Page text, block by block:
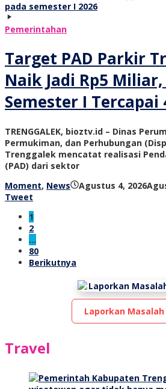
Pemerintahan
Target PAD Parkir
Naik Jadi Rp5
Semester I Tercapai
TRENGGALEK, bioztv.id – Dinas
Permukiman, dan Perhubungan
Trenggalek mencatat realisasi
(PAD) dari sektor
Moment, News Agustus 4, 2026
Tweet
1
2
…
80
Berikutnya
Laporkan Masalah
Travel